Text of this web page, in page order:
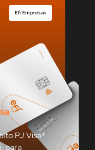
Efí Empresas
PJ Visa®
para